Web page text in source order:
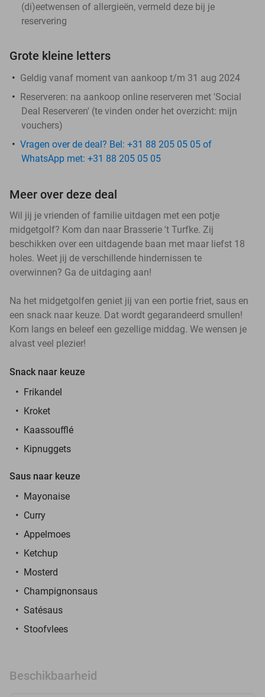
(di)eetwensen of allergieën, vermeld deze bij je
reservering
Grote kleine letters
Geldig vanaf moment van aankoop t/m 31 aug 2024
Reserveren: na aankoop online reserveren met 'Social
Deal Reserveren' (te vinden onder het overzicht: mijn
vouchers)
Vragen over de deal? Bel: +31 88 205 05 05 of
WhatsApp met: +31 88 205 05 05
Meer over deze deal
Wil jij je vrienden of familie uitdagen met een potje
midgetgolf? Kom dan naar Brasserie 't Turfke. Zij
beschikken over een uitdagende baan met maar liefst 18
holes. Weet jij de verschillende hindernissen te
overwinnen? Ga de uitdaging aan!
Na het midgetgolfen geniet jij van een portie friet, saus en
een snack naar keuze. Dat wordt gegarandeerd smullen!
Kom langs en beleef een gezellige middag. We wensen je
alvast veel plezier!
Snack naar keuze
Frikandel
Kroket
Kaassoufflé
Kipnuggets
Saus naar keuze
Mayonaise
Curry
Appelmoes
Ketchup
Mosterd
Champignonsaus
Satésaus
Stoofvlees
Beschikbaarheid